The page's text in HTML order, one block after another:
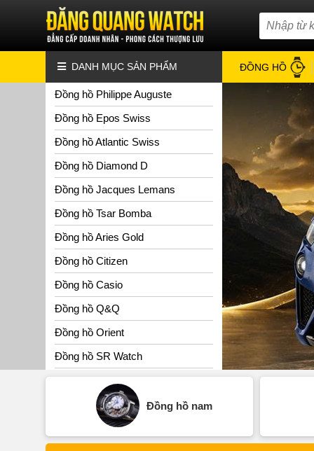
DANH MỤC SẢN PHẨM
Đồng hồ Philippe Auguste
Đồng hồ Epos Swiss
Đồng hồ Atlantic Swiss
Đồng hồ Diamond D
Đồng hồ Jacques Lemans
Đồng hồ Tsar Bomba
Đồng hồ Aries Gold
Đồng hồ Citizen
Đồng hồ Casio
Đồng hồ Q&Q
Đồng hồ Orient
Đồng hồ SR Watch
ĐỒNG HỒ
Đồng hồ nam